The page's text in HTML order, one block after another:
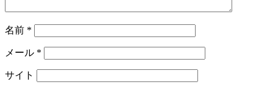
名前 *
メール *
サイト